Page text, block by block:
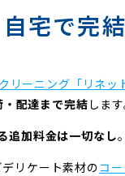
自宅で完
リーニング「リネッ
・配達まで完結しま
追加料金は一切なし
リケート素材のコ